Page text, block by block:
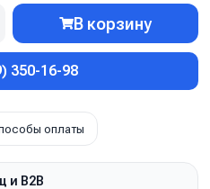
В корзину
350-16-98
оплаты
и B2B